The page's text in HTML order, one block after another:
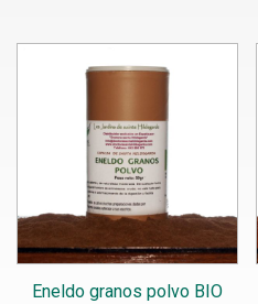
Eneldo granos polvo BIO